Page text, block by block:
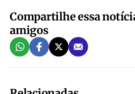
Compartilhe essa
amigos